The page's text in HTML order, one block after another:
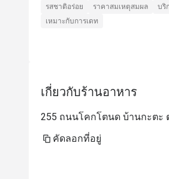
รสชาติอร่อย ราคาสมเหตุสมผล
บริ
เหมาะกับการเดท
เกี่ยวกับร้านอาหาร
255 ถนนโคกโตนด บ้านกะตะ
คัดลอกที่อยู่